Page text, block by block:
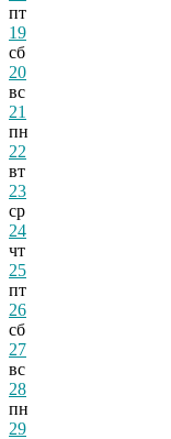
пт
19
сб
20
вс
21
пн
22
вт
23
ср
24
чт
25
пт
26
сб
27
вс
28
пн
29